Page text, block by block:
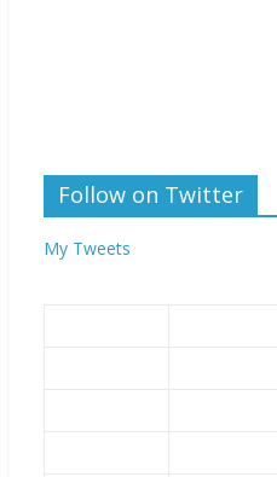
Follow on Twitter
My Tweets